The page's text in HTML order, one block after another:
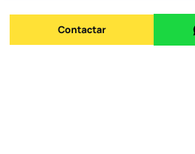
Enviar mensagem
Contactar